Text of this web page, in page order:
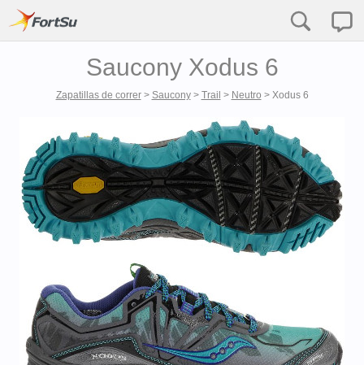
Saucony Xodus 6
Zapatillas de correr> Saucony> Trail > Neutro > Xodus 6